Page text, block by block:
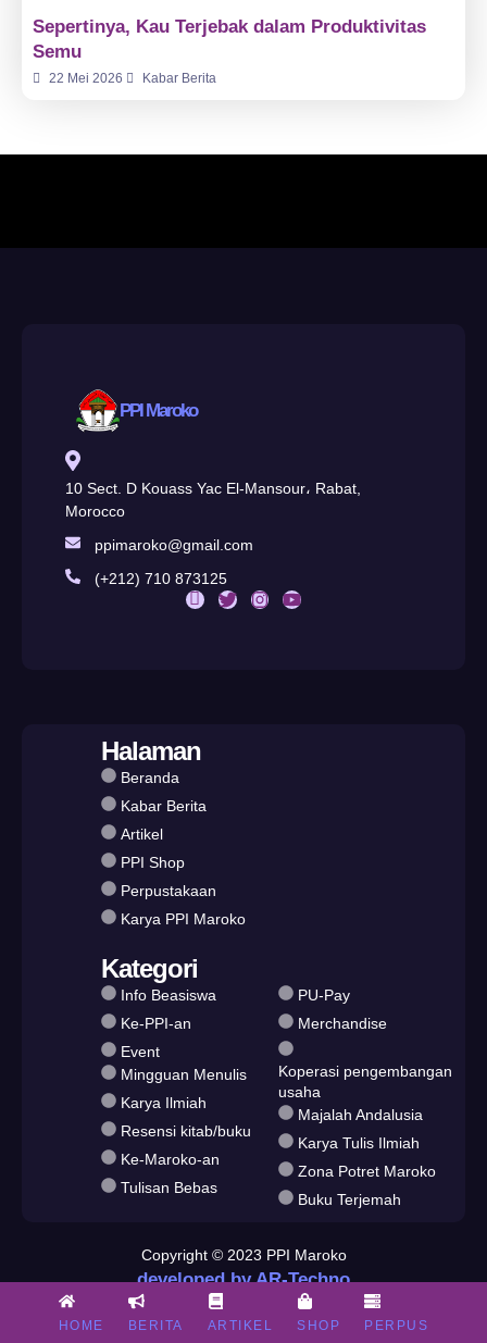
Sepertinya, Kau Terjebak dalam Produktivitas
Semu
22 Mei 2026 Kabar Berita
HOME BERITA ARTIKEL SHOP PERPUS
PPI Maroko
10 Sect. D Kouass Yac El-Mansour، Rabat,
Morocco
ppimaroko@gmail.com
(+212) 710 873125
Halaman
Beranda
Kabar Berita
Artikel
PPI Shop
Perpustakaan
Karya PPI Maroko
Kategori
Info Beasiswa
Ke-PPI-an
Event
Mingguan Menulis
Karya Ilmiah
Resensi kitab/buku
Ke-Maroko-an
Tulisan Bebas
PU-Pay
Merchandise
Koperasi pengembangan
usaha
Majalah Andalusia
Karya Tulis Ilmiah
Zona Potret Maroko
Buku Terjemah
Copyright © 2023 PPI Maroko
developed by AR-Techno